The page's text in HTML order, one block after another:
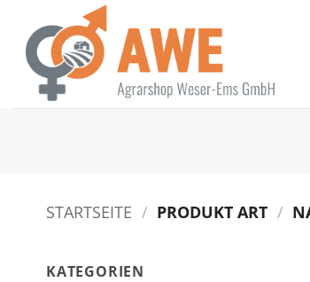
Inhalt
springen
STARTSEITE / PRODUKT ART /
KATEGORIEN